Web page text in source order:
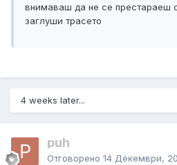
внимаваш да не се престараеш
заглуши трасето
4 weeks later...
puh
Отговорено 14 Декември,